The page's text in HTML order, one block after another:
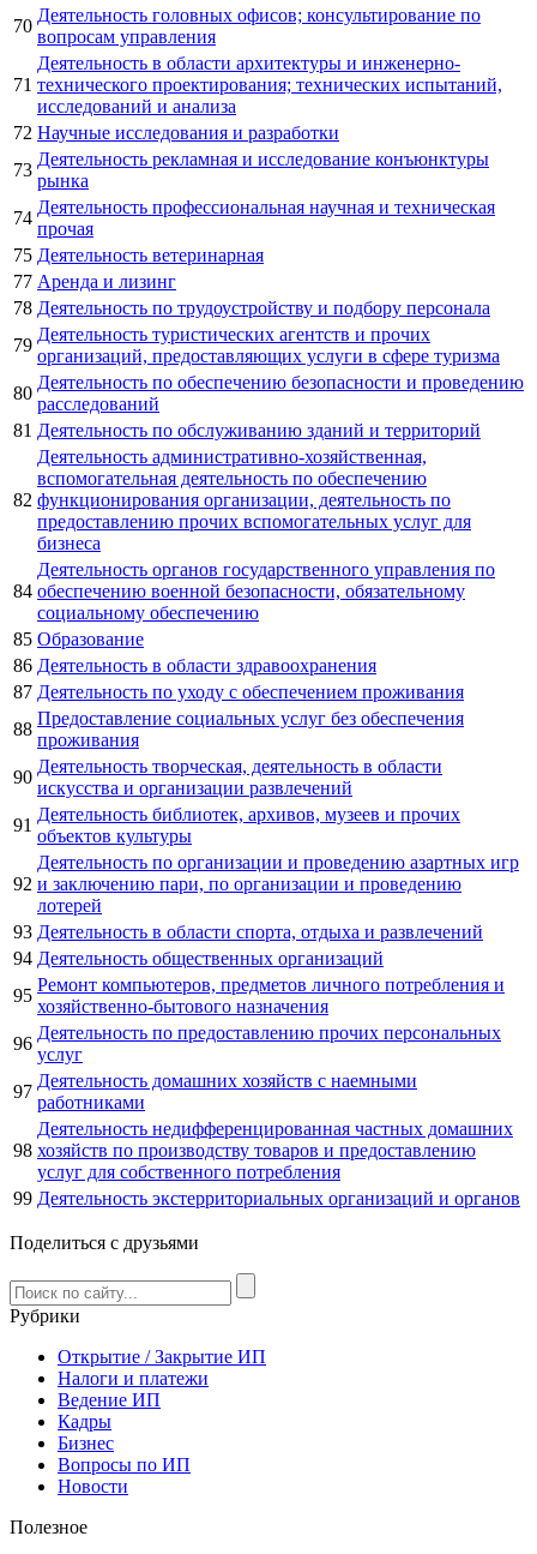
70
Деятельность головных офисов; консультирование по
вопросам управления
71
Деятельность в области архитектуры и инженерно-
технического проектирования; технических испытаний,
исследований и анализа
72 Научные исследования и разработки
73
Деятельность рекламная и исследование конъюнктуры
рынка
74
Деятельность профессиональная научная и техническая
прочая
75 Деятельность ветеринарная
77 Аренда и лизинг
78 Деятельность по трудоустройству и подбору персонала
79
Деятельность туристических агентств и прочих
организаций, предоставляющих услуги в сфере туризма
80
Деятельность по обеспечению безопасности и проведению
расследований
81 Деятельность по обслуживанию зданий и территорий
82
Деятельность административно-хозяйственная,
вспомогательная деятельность по обеспечению
функционирования организации, деятельность по
предоставлению прочих вспомогательных услуг для
бизнеса
84
Деятельность органов государственного управления по
обеспечению военной безопасности, обязательному
социальному обеспечению
85 Образование
86 Деятельность в области здравоохранения
87 Деятельность по уходу с обеспечением проживания
88
Предоставление социальных услуг без обеспечения
проживания
90
Деятельность творческая, деятельность в области
искусства и организации развлечений
91
Деятельность библиотек, архивов, музеев и прочих
объектов культуры
92
Деятельность по организации и проведению азартных игр
и заключению пари, по организации и проведению
лотерей
93 Деятельность в области спорта, отдыха и развлечений
94 Деятельность общественных организаций
95
Ремонт компьютеров, предметов личного потребления и
хозяйственно-бытового назначения
96
Деятельность по предоставлению прочих персональных
услуг
97
Деятельность домашних хозяйств с наемными
работниками
98
Деятельность недифференцированная частных домашних
хозяйств по производству товаров и предоставлению
услуг для собственного потребления
99 Деятельность экстерриториальных организаций и органов
Поделиться с друзьями
Рубрики
Открытие / Закрытие ИП
Налоги и платежи
Ведение ИП
Кадры
Бизнес
Вопросы по ИП
Новости
Полезное